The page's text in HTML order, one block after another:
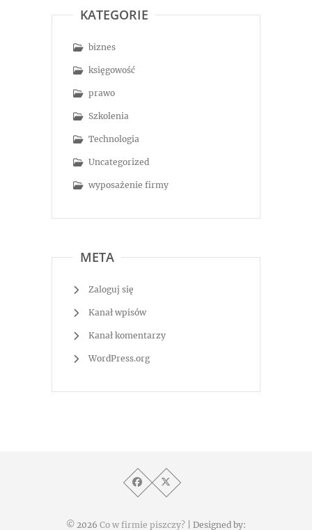
KATEGORIE
biznes
księgowość
prawo
Szkolenia
Technologia
Uncategorized
wyposażenie firmy
META
Zaloguj się
Kanał wpisów
Kanał komentarzy
WordPress.org
© 2026 Co w firmie piszczy? | Designed by: